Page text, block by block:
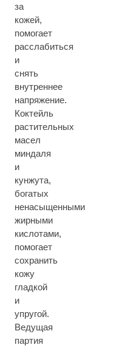
за
кожей,
помогает
расслабиться
и
снять
внутреннее
напряжение.
Коктейль
растительных
масел
миндаля
и
кунжута,
богатых
ненасыщенными
жирными
кислотами,
помогает
сохранить
кожу
гладкой
и
упругой.
Ведущая
партия